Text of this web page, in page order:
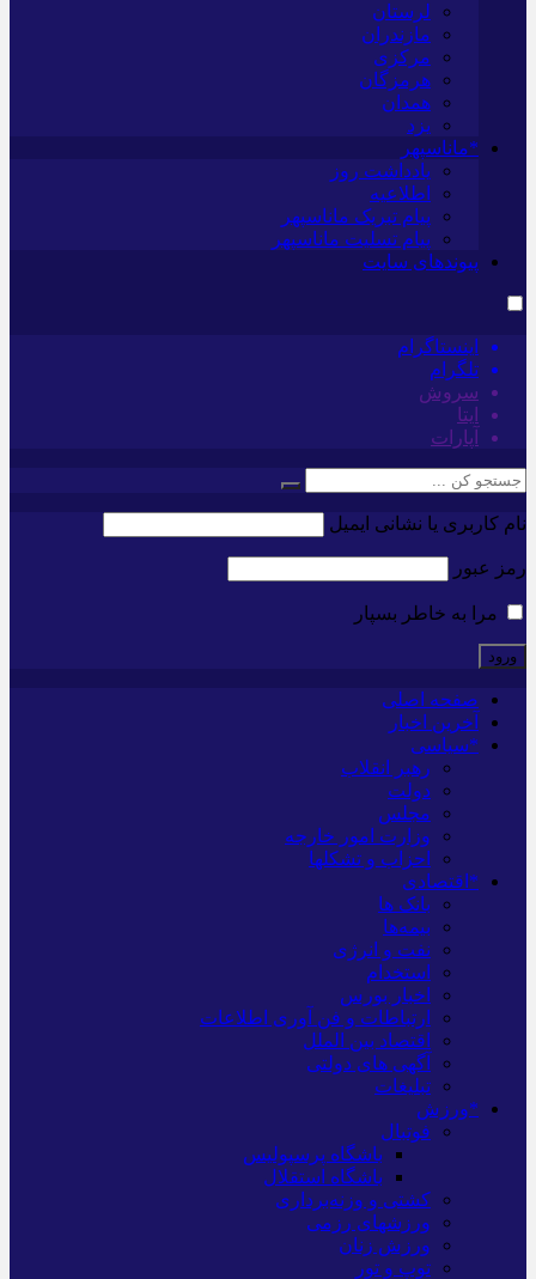
لرستان
مازندران
مرکزی
هرمزگان
همدان
یزد
*ماناسپهر
یادداشت روز
اطلاعیه
پیام تبریک ماناسپهر
پیام تسلیت ماناسپهر
پیوندهای سایت
اینستاگرام
تلگرام
سروش
ایتا
آپارات
نام کاربری یا نشانی ایمیل
رمز عبور
مرا به خاطر بسپار
صفحه اصلی
آخرین اخبار
*سیاسی
رهبر انقلاب
دولت
مجلس
وزارت امور خارجه
احزاب و تشکلها
*اقتصادی
بانک ها
بیمه‌ها
نفت و انرژی
استخدام
اخبار بورس
ارتباطات و فن آوری اطلاعات
اقتصاد بین الملل
آگهی های دولتی
تبلیغات
*ورزش
فوتبال
باشگاه پرسپولیس
باشگاه استقلال
کشتی و وزنه‌برداری
ورزشهای رزمی
ورزش زنان
توپ و تور